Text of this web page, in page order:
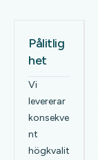
Pålitlig
het
Vi
levererar
konsekve
nt
högkvalit